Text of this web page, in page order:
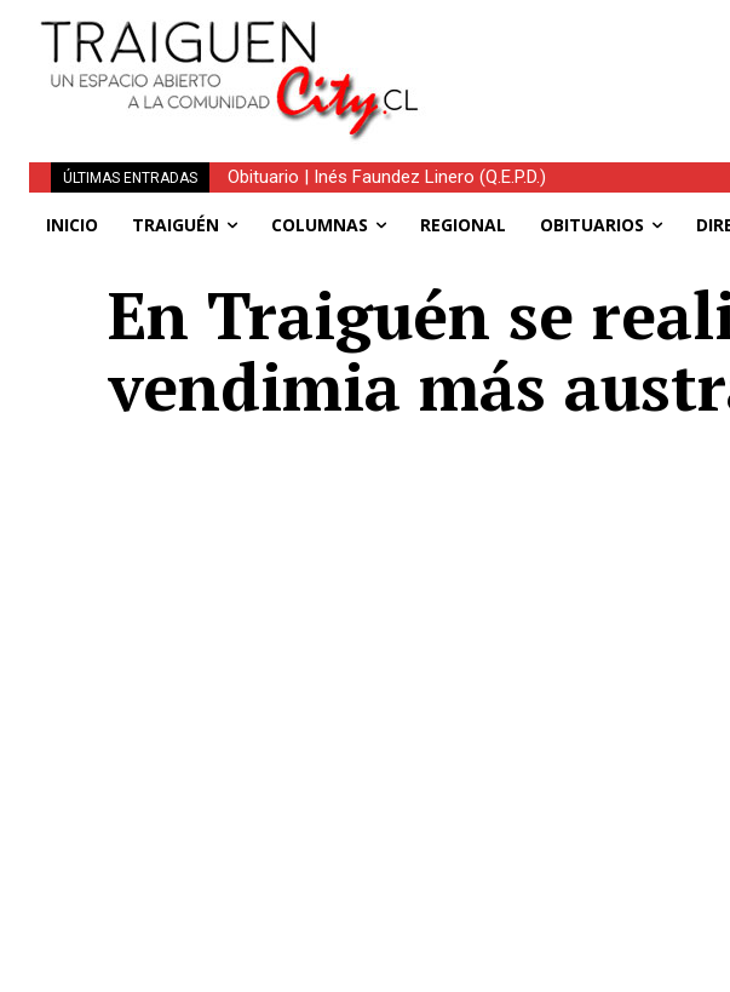
ÚLTIMAS ENTRADAS Obituario | Inés Faundez Linero (Q.E.P.D.)
INICIO TRAIGUÉN COLUMNAS REGIONAL OBITUARIOS
En Traiguén se
vendimia más